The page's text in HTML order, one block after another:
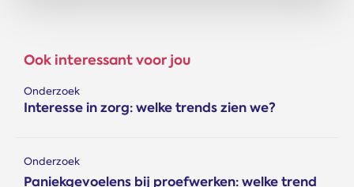
Ook interessant voor jou
Onderzoek
Interesse in zorg: welke trends zien we?
Onderzoek
Paniekgevoelens bij proefwerken: welke trend